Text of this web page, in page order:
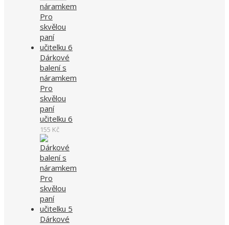
Dárkové
balení s
náramkem
Pro
skvělou
paní
učitelku 6
155 Kč
Dárkové